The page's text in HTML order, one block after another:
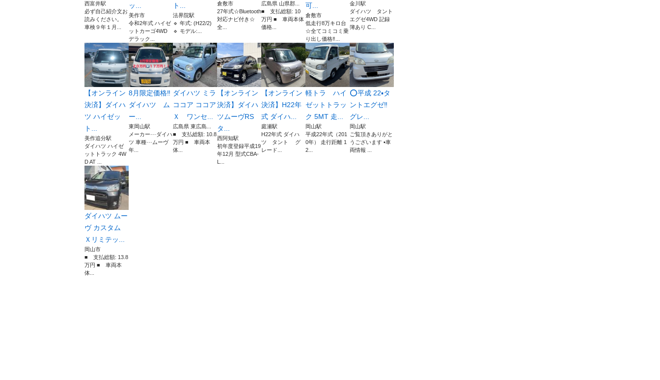
西富井駅
必ず自己紹介文お
読みください。
車検９年１月...
ッ...
美作市
令和2年式 ハイゼ
ットカーゴ4WD
デラック...
ト...
法界院駅
🔹 年式: (H22/2)
🔹 モデル:...
倉敷市
27年式☆Bluetooth
対応ナビ付き☆
全...
広島県 山県郡...
■ 支払総額: 10
万円 ■ 車両本体
価格...
可...
倉敷市
低走行8万キロ台
☆全てコミコミ乗
り出し価格‼...
金川駅
ダイハツ タント
エグゼ4WD 記録
簿あり C...
【オンライン
決済】ダイハ
ツ ハイゼッ
ト...
美作追分駅
ダイハツ ハイゼ
ットトラック 4W
D AT ...
8月限定価格‼️
ダイハツ ム
ー...
東岡山駅
メーカー···ダイハ
ツ 車種···ムーヴ
年...
ダイハツ ミラ
ココア ココア
Ｘ ワンセ...
広島県 東広島...
■ 支払総額: 10.8
万円 ■ 車両本
体...
【オンライン
決済】ダイハ
ツムーヴRS
タ...
西阿知駅
初年度登録平成19
年12月 型式CBA-
L...
【オンライン
決済】H22年
式 ダイハ...
庭瀬駅
H22年式 ダイハ
ツ タント グ
レード...
軽トラ ハイ
ゼットトラッ
ク 5MT 走...
岡山駅
平成22年式（201
0年） 走行距離 1
2...
⭕️平成 22▪️タ
ントエグゼ‼️
グレ...
岡山駅
ご覧頂きありがと
うございます ▪️車
両情報 ...
ダイハツ ムー
ヴ カスタム
Ｘリミテッ...
岡山市
■ 支払総額: 13.8
万円 ■ 車両本
体...